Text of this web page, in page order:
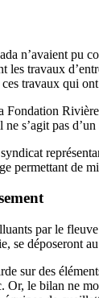
n’avaient pu
les travaux
travaux qui
Fondation
s’agit pas
permettant de
par le
se déposeront
sur des
Or, le bilan ne